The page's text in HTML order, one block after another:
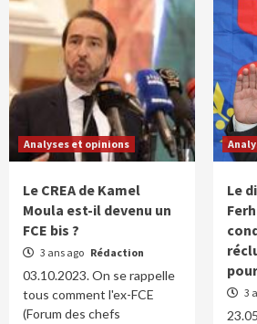
Analyses et opinions
Le CREA de Kamel
Moula est-il devenu un
FCE bis ?
3 ans ago Rédaction
03.10.2023. On se rappelle
tous comment l'ex-FCE
(Forum des chefs
Le
3